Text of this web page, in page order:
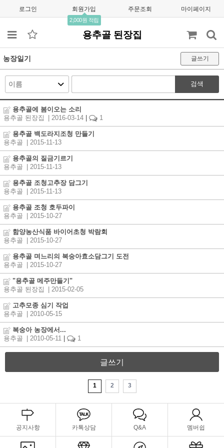
로그인 회원가입
2,000원 적립
주문조회 마이페이지
용추골 된장집
농장일기 글쓰기
검색
용추골에 봄이오는 소리
용추골 된장집
| 2016-03-14 1
용추골 백도라지조청 만들기
용추골
| 2015-11-13
용추골의 질금기르기
용추골
| 2015-11-13
용추골 조청고추장 담그기
용추골
| 2015-11-13
용추골 조청 호두파이
용추골
| 2015-10-27
함양농산식품 바이어초청 박람회
용추골
| 2015-10-27
용추골 며느리의 복숭아효소담그기 도전
용추골
| 2015-10-27
"용추골 메주만들기"
용추골 된장집
| 2015-02-05
고추모종 심기 작업
용추골
| 2010-05-15
복숭아 농장에서...
용추골
| 2010-05-11 1
글쓰기
1 2 3
공지사항 카톡상담 Q&A 멤버쉽